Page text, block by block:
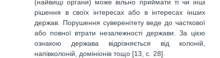
(найвищі органи) може вільно приймати ті чи інші
рішення в своїх інтересах або в інтересах інших
держав. Порушення суверенітету веде до часткової
або повної втрати незалежності держави. За цією
ознакою держава відрізняється від колоній,
напівколоній, домініонів тощо [13, с. 28].